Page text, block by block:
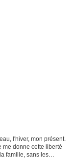
l'hiver, mon présent.
me donne cette liberté
famille, sans les